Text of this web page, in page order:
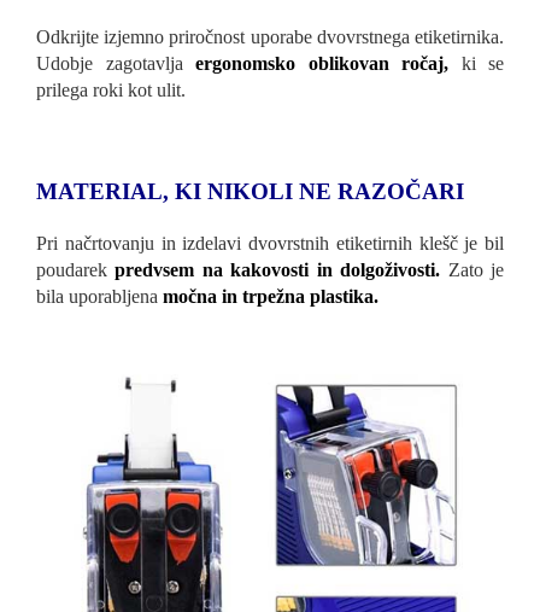
Odkrijte izjemno priročnost uporabe dvovrstnega etiketirnika.
Udobje zagotavlja ergonomsko oblikovan ročaj, ki se
prilega roki kot ulit.
MATERIAL, KI NIKOLI NE RAZOČARI
Pri načrtovanju in izdelavi dvovrstnih etiketirnih klešč je bil
poudarekpredvsem na kakovosti in dolgoživosti. Zato je
bila uporabljena močna in trpežna plastika.